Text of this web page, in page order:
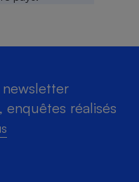
enquêtes réalisés